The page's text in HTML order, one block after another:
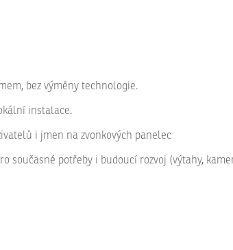
bez výměny technologie.
instalace.
i jmen na zvonkových panelec
současné potřeby i budoucí rozvoj (výtahy,